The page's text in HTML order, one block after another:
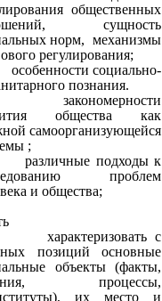
общественных
сущность
норм, механизмы
регулирования;
социально-
познания.
общества как
самоорганизующейся
;
подходы к
проблем
и общества;
с
позиций основные
объекты (факты,
процессы,
их место и